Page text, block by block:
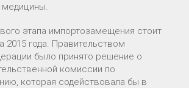
этапа импортозамещения стоит
2015 года. Правительством
было принято решение о
комиссии по
которая содействовала бы в